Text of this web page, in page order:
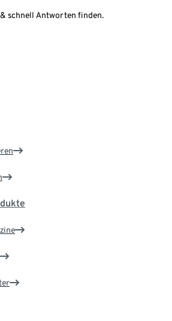
schnell Antworten finden.